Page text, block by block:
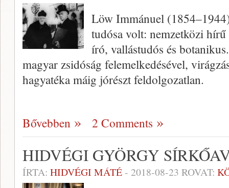
Löw Immánuel
tudósa volt: nemzetközi
író, vallástudós és
magyar zsidóság felemelkedésével,
hagyatéka máig jórészt feldolgozatlan.
Bővebben 2 Comments
HIDVÉGI GYÖRGY
ÍRTA: HIDVÉGI MÁTÉ- 2018-08-23 ROVAT: